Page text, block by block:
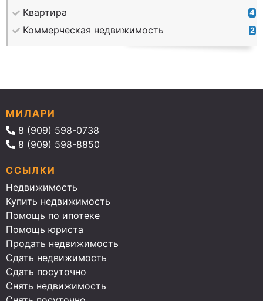
Квартира 4
Коммерческая недвижимость 2
МИЛАРИ
8 (909) 598-0738
8 (909) 598-8850
ССЫЛКИ
Недвижимость
Купить недвижимость
Помощь по ипотеке
Помощь юриста
Продать недвижимость
Сдать недвижимость
Сдать посуточно
Снять недвижимость